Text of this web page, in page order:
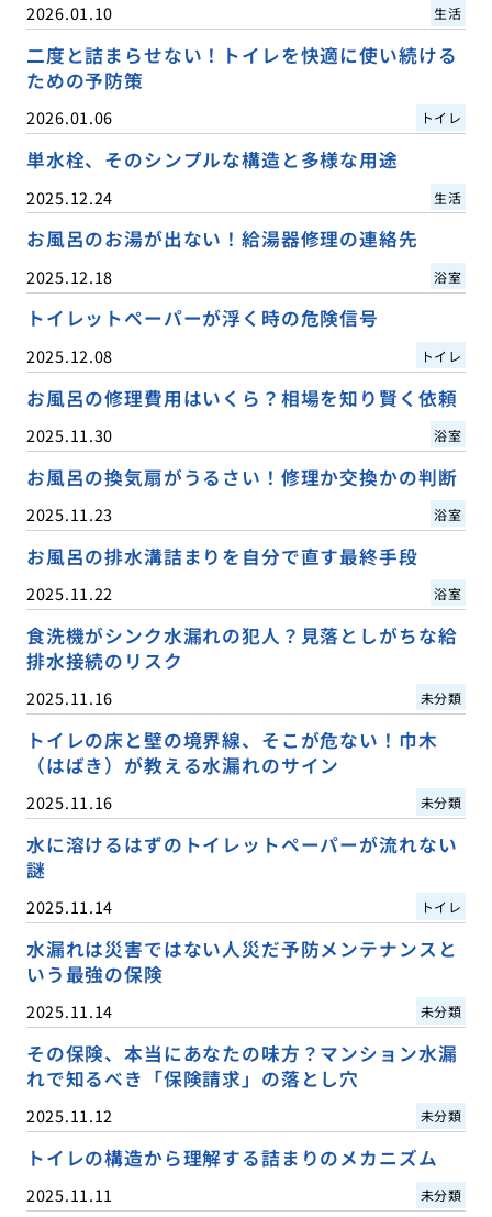
2026.01.10 生活
二度と詰まらせない！トイレを快適に使い続ける
ための予防策
2026.01.06 トイレ
単水栓、そのシンプルな構造と多様な用途
2025.12.24 生活
お風呂のお湯が出ない！給湯器修理の連絡先
2025.12.18 浴室
トイレットペーパーが浮く時の危険信号
2025.12.08 トイレ
お風呂の修理費用はいくら？相場を知り賢く依頼
2025.11.30 浴室
お風呂の換気扇がうるさい！修理か交換かの判断
2025.11.23 浴室
お風呂の排水溝詰まりを自分で直す最終手段
2025.11.22 浴室
食洗機がシンク水漏れの犯人？見落としがちな給
排水接続のリスク
2025.11.16 未分類
トイレの床と壁の境界線、そこが危ない！巾木
（はばき）が教える水漏れのサイン
2025.11.16 未分類
水に溶けるはずのトイレットペーパーが流れない
謎
2025.11.14 トイレ
水漏れは災害ではない人災だ予防メンテナンスと
いう最強の保険
2025.11.14 未分類
その保険、本当にあなたの味方？マンション水漏
れで知るべき「保険請求」の落とし穴
2025.11.12 未分類
トイレの構造から理解する詰まりのメカニズム
2025.11.11 未分類